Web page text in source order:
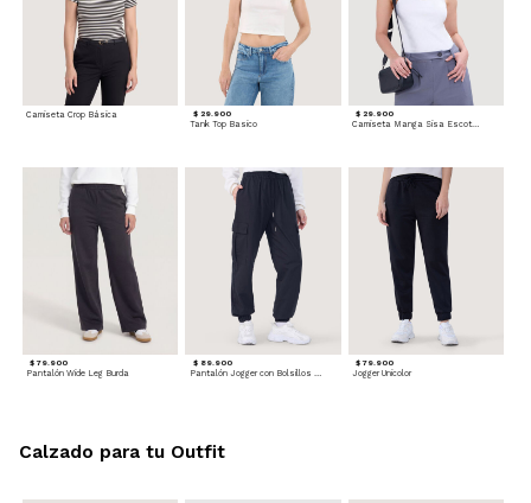
Camiseta Crop Básica $ 29.900
Tank Top Basico
$ 29.900
Camiseta Manga Sisa Escotada
$ 79.900
Pantalón Wide Leg Burda
$ 89.900
Pantalón Jogger con Bolsillos Cargo
$ 79.900
Jogger Unicolor
Calzado para tu Outfit